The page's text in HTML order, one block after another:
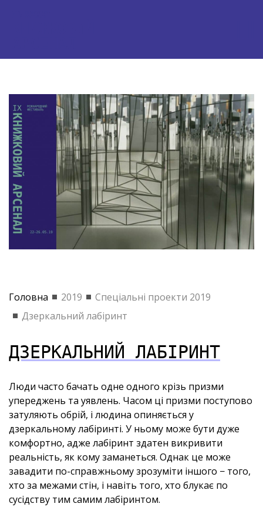
Головна 2019
Спеціальні проекти 2019
Дзеркальний лабіринт
ДЗЕРКАЛЬНИЙ ЛАБІРИНТ
Люди часто бачать одне одного крізь призми
упереджень та уявлень. Часом ці призми поступово
затуляють обрій, і людина опиняється у
дзеркальному лабіринті. У ньому може бути дуже
комфортно, адже лабіринт здатен викривити
реальність, як кому заманеться. Однак це може
завадити по-справжньому зрозуміти іншого − того,
хто за межами стін, і навіть того, хто блукає по
сусідству тим самим лабіринтом.